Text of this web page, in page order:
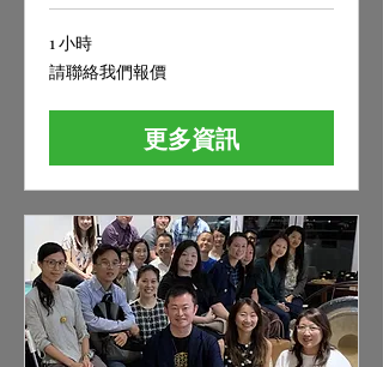
1 小時
請
聯
價
請聯絡我們報價
更多資訊